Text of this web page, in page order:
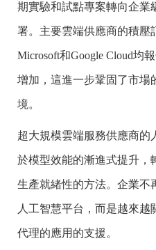
期實驗和試點專案轉向企業
署。主要雲端供應商的積壓
Microsoft和Google Cloud均
增加，這進一步鞏固了市場
境。
超大規模雲端服務供應商的
於模型效能的漸進式提升，
生產就緒性的方法。企業不
人工智慧平台，而是越來
代理的應用的支援。